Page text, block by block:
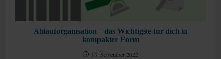
Ablauforganisation – das Wichtigste für dich in
kompakter Form
13. September 2022